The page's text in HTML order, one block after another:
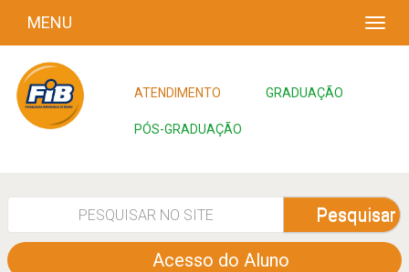
MENU
ATENDIMENTO GRADUAÇÃO
PÓS-GRADUAÇÃO
Pesquisar
Acesso do Aluno